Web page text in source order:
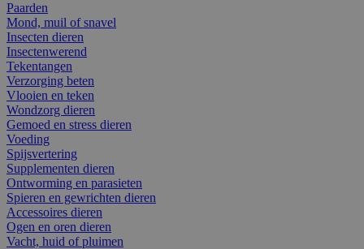
Paarden
Mond, muil of snavel
Insecten dieren
Insectenwerend
Tekentangen
Verzorging beten
Vlooien en teken
Wondzorg dieren
Gemoed en stress dieren
Voeding
Spijsvertering
Supplementen dieren
Ontworming en parasieten
Spieren en gewrichten dieren
Accessoires dieren
Ogen en oren dieren
Vacht, huid of pluimen